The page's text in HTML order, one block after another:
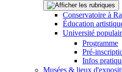
Conservatoire à
Éducation
Université
Programme
Pré-
Infos
Musées & lieux